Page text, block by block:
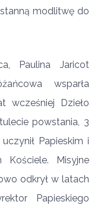
modlitwę do
Paulina Jaricot
wsparła
wcześniej Dzieło
powstania, 3
Papieskim i
Kościele. Misyjne
odkrył w latach
Papieskiego